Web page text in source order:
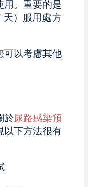
用。重要的是
天）服用處方
可以考慮其他
於尿路感染預
以下方法很有